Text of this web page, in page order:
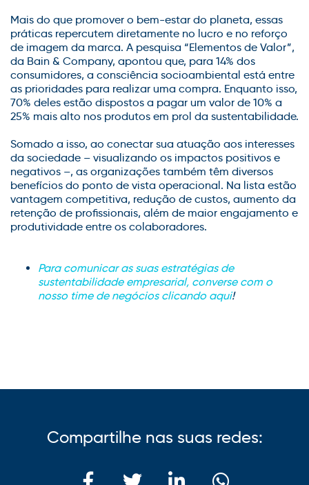
Mais do que promover o bem-estar do planeta, essas
práticas repercutem diretamente no lucro e no reforço
de imagem da marca. A pesquisa “Elementos de Valor”,
da Bain & Company, apontou que, para 14% dos
consumidores, a consciência socioambiental está entre
as prioridades para realizar uma compra. Enquanto isso,
70% deles estão dispostos a pagar um valor de 10% a
25% mais alto nos produtos em prol da sustentabilidade.
Somado a isso, ao conectar sua atuação aos interesses
da sociedade – visualizando os impactos positivos e
negativos –, as organizações também têm diversos
benefícios do ponto de vista operacional. Na lista estão
vantagem competitiva, redução de custos, aumento da
retenção de profissionais, além de maior engajamento e
produtividade entre os colaboradores.
Para comunicar as suas estratégias de
sustentabilidade empresarial, converse com o
nosso time de negócios clicando aqui!
Compartilhe nas suas redes: